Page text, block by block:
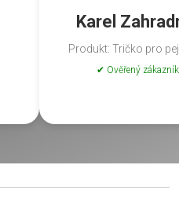
Karel
Produkt: Tričko pro
✔ Ověřený zákazník